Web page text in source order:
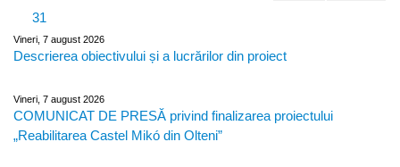
31
Vineri, 7 august 2026
Descrierea obiectivului și a lucrărilor din proiect
Vineri, 7 august 2026
COMUNICAT DE PRESĂ privind finalizarea proiectului
„Reabilitarea Castel Mikó din Olteni”